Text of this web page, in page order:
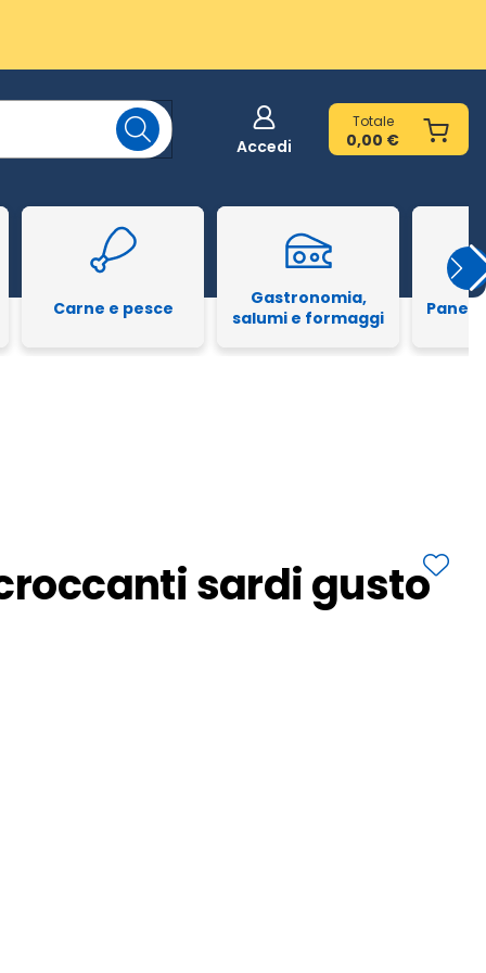
Accedi
Totale
0,00 €
Carne e pesce
Gastronomia,
salumi e formaggi
Pane
sardi gusto